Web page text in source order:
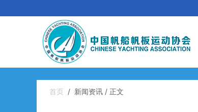
首页 / 新闻资讯 / 正文